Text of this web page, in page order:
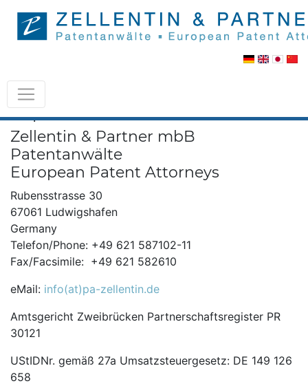
Impressum
Zellentin & Partner mbB
Patentanwälte
European Patent Attorneys
Rubensstrasse 30
67061 Ludwigshafen
Germany
Telefon/Phone: +49 621 587102-11
Fax/Facsimile: +49 621 582610
eMail: info(at)pa-zellentin.de
Amtsgericht Zweibrücken Partnerschaftsregister PR
30121
UStIDNr. gemäß 27a Umsatzsteuergesetz: DE 149 126
658